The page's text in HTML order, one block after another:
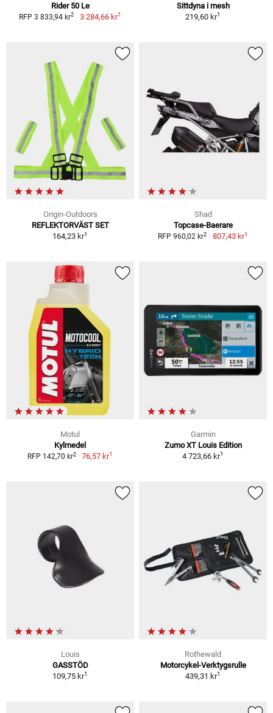
Rider 50 Le
RFP 3 833,94 kr2 3 284,66 kr1
Sittdyna i mesh
219,60 kr1
Origin-Outdoors
REFLEKTORVÄST SET
164,23 kr1
Shad
Topcase-Baerare
RFP 960,02 kr2 807,43 kr1
Motul
Kylmedel
RFP 142,70 kr2 76,57 kr1
Garmin
Zumo XT Louis Edition
4 723,66 kr1
Louis
GASSTÖD
109,75 kr1
Rothewald
Motorcykel-Verktygsrulle
439,31 kr1